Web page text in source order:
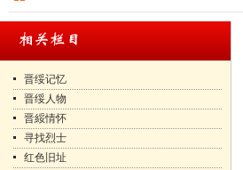
晋绥记忆
晋绥人物
晋綏情怀
寻找烈士
红色旧址